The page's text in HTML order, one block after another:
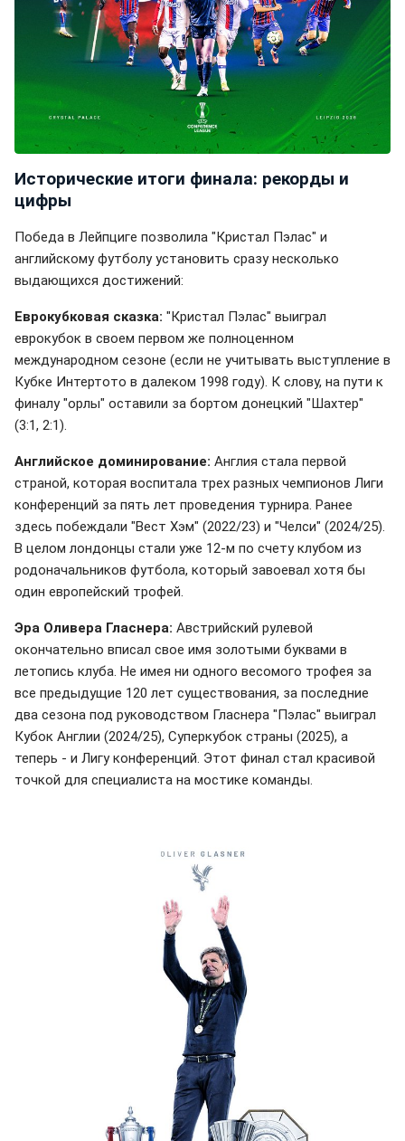
Исторические итоги финала: рекорды и
цифры
Победа в Лейпциге позволила "Кристал Пэлас" и
английскому футболу установить сразу несколько
выдающихся достижений:
Еврокубковая сказка: "Кристал Пэлас" выиграл
еврокубок в своем первом же полноценном
международном сезоне (если не учитывать выступление в
Кубке Интертото в далеком 1998 году). К слову, на пути к
финалу "орлы" оставили за бортом донецкий "Шахтер"
(3:1, 2:1).
Английское доминирование: Англия стала первой
страной, которая воспитала трех разных чемпионов Лиги
конференций за пять лет проведения турнира. Ранее
здесь побеждали "Вест Хэм" (2022/23) и "Челси" (2024/25).
В целом лондонцы стали уже 12-м по счету клубом из
родоначальников футбола, который завоевал хотя бы
один европейский трофей.
Эра Оливера Гласнера: Австрийский рулевой
окончательно вписал свое имя золотыми буквами в
летопись клуба. Не имея ни одного весомого трофея за
все предыдущие 120 лет существования, за последние
два сезона под руководством Гласнера "Пэлас" выиграл
Кубок Англии (2024/25), Суперкубок страны (2025), а
теперь - и Лигу конференций. Этот финал стал красивой
точкой для специалиста на мостике команды.